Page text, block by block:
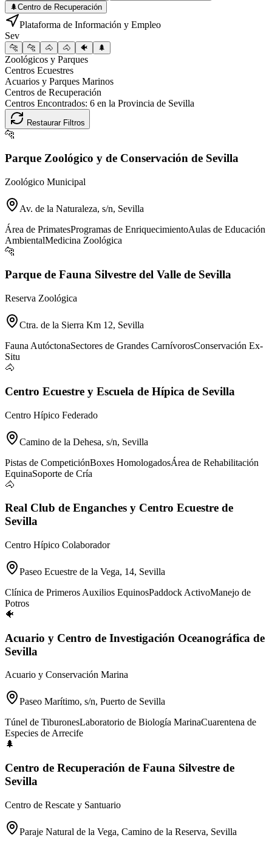
🌲Centro de Recuperación
Plataforma de Información y Empleo
Sev
🐆 🐆 🐴 🐴 🐠 🌲
Zoológicos y Parques
Centros Ecuestres
Acuarios y Parques Marinos
Centros de Recuperación
Centros Encontrados: 6 en la Provincia de Sevilla
Restaurar Filtros
🐆
Parque Zoológico y de Conservación de Sevilla
Zoológico Municipal
Av. de la Naturaleza, s/n, Sevilla
Área de PrimatesProgramas de EnriquecimientoAulas de Educación
AmbientalMedicina Zoológica
🐆
Parque de Fauna Silvestre del Valle de Sevilla
Reserva Zoológica
Ctra. de la Sierra Km 12, Sevilla
Fauna AutóctonaSectores de Grandes CarnívorosConservación Ex-
Situ
🐴
Centro Ecuestre y Escuela de Hípica de Sevilla
Centro Hípico Federado
Camino de la Dehesa, s/n, Sevilla
Pistas de CompeticiónBoxes HomologadosÁrea de Rehabilitación
EquinaSoporte de Cría
🐴
Real Club de Enganches y Centro Ecuestre de
Sevilla
Centro Hípico Colaborador
Paseo Ecuestre de la Vega, 14, Sevilla
Clínica de Primeros Auxilios EquinosPaddock ActivoManejo de
Potros
🐠
Acuario y Centro de Investigación Oceanográfica de
Sevilla
Acuario y Conservación Marina
Paseo Marítimo, s/n, Puerto de Sevilla
Túnel de TiburonesLaboratorio de Biología MarinaCuarentena de
Especies de Arrecife
🌲
Centro de Recuperación de Fauna Silvestre de
Sevilla
Centro de Rescate y Santuario
Paraje Natural de la Vega, Camino de la Reserva, Sevilla